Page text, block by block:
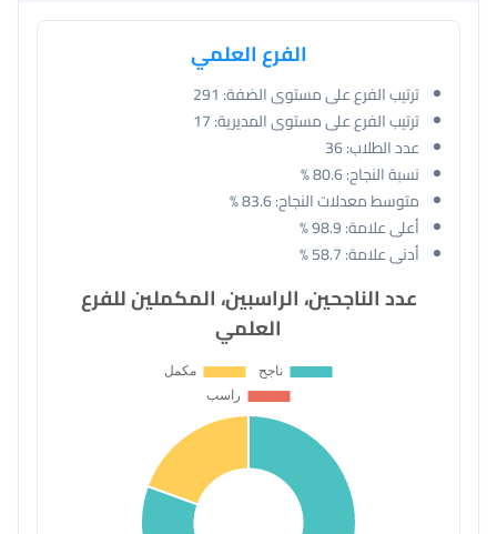
الفرع العلمي
ترتيب الفرع على مستوى الضفة: 291
ترتيب الفرع على مستوى المديرية:17
عدد الطلاب:36
نسبة النجاح:80.6 %
متوسط معدلات النجاح:83.6 %
أعلى علامة:98.9 %
أدنى علامة:58.7 %
عدد الناجحين، الراسبين، المكملين للفرع
العلمي